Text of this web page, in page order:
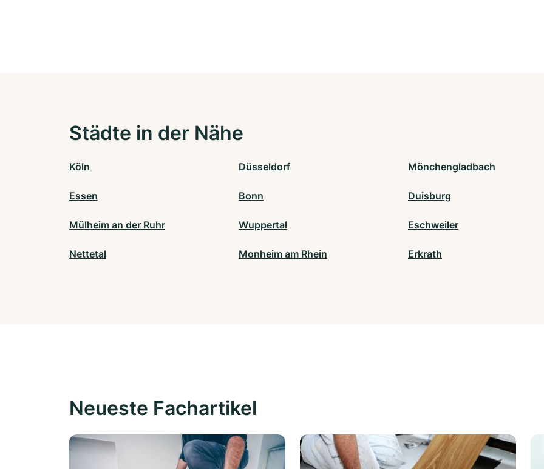
Städte in der Nähe
Köln Düsseldorf Mönchengladbach
Essen Bonn Duisburg
Mülheim an der Ruhr Wuppertal Eschweiler
Nettetal Monheim am Rhein Erkrath
Neueste Fachartikel